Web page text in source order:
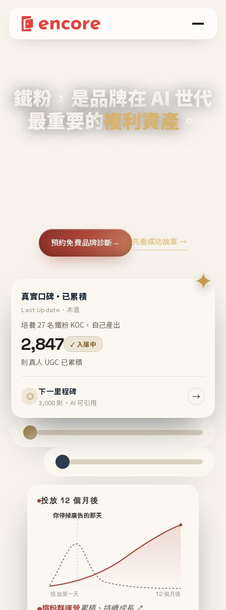
鐵粉，是品牌在 AI 世代
最重要的複利資產 。
預約免費品牌診斷→ 先看成功故事 →
✦
真實口碑・已累積
Last Update・本週
培養 27 名鐵粉 KOC，自己產出
2,847 ✓ 入庫中
則真人 UGC 已累積
◎ 下一里程碑
3,000 則・AI 可引用
→
投放 12 個月後
你停掉廣告的那天
投放第一天 12 個月後
鐵粉群運營累積、持續成長 ↗